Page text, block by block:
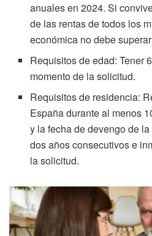
anuales en 2024. Si
de las rentas de todos los
económica no debe
Requisitos de edad: Tener
momento de la solicitud.
Requisitos de residencia:
España durante al menos
y la fecha de devengo de
dos años consecutivos e
la solicitud.